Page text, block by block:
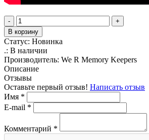
-
+
В корзину
Статус: Новинка
.: В наличии
Производитель: We R Memory Keepers
Описание
Отзывы
Оставьте первый отзыв! Написать отзыв
Имя *
E-mail *
Комментарий *